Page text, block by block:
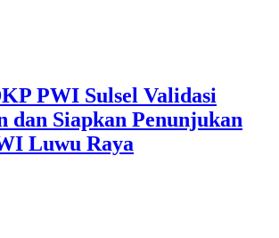
PWI Sulsel Validasi
dan Siapkan Penunjukan
Luwu Raya